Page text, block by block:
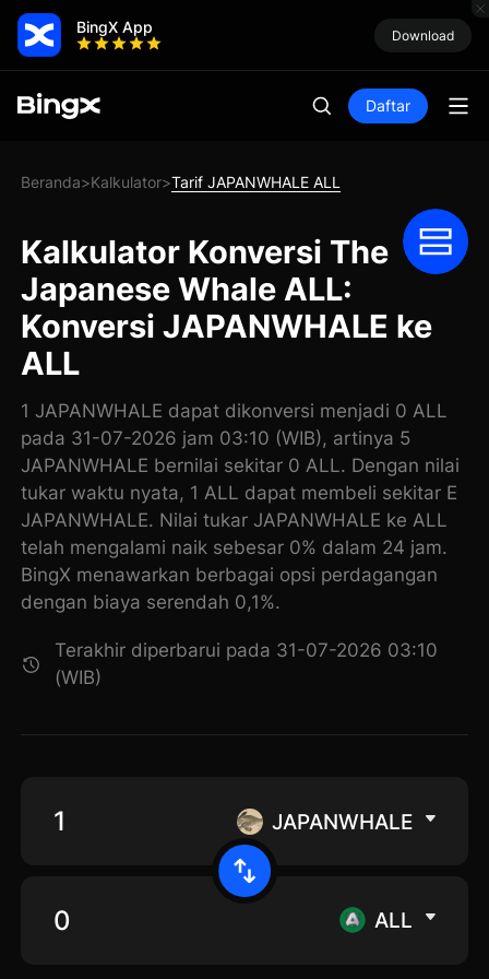
BingX App Download
Daftar
Beranda>Kalkulator>Tarif JAPANWHALE ALL
Kalkulator Konversi The
Japanese Whale ALL:
Konversi JAPANWHALE ke
ALL
1 JAPANWHALE dapat dikonversi menjadi 0 ALL
pada 31-07-2026 jam 03:10 (WIB), artinya 5
JAPANWHALE bernilai sekitar 0 ALL. Dengan nilai
tukar waktu nyata, 1 ALL dapat membeli sekitar E
JAPANWHALE. Nilai tukar JAPANWHALE ke ALL
telah mengalami naik sebesar 0% dalam 24 jam.
BingX menawarkan berbagai opsi perdagangan
dengan biaya serendah 0,1%.
Terakhir diperbarui pada 31-07-2026 03:10
(WIB)
JAPANWHALE
ALL